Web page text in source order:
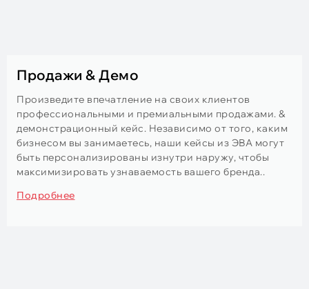
Продажи & Демо
Произведите впечатление на своих клиентов
профессиональными и премиальными продажами. &
демонстрационный кейс. Независимо от того, каким
бизнесом вы занимаетесь, наши кейсы из ЭВА могут
быть персонализированы изнутри наружу, чтобы
максимизировать узнаваемость вашего бренда..
Подробнее